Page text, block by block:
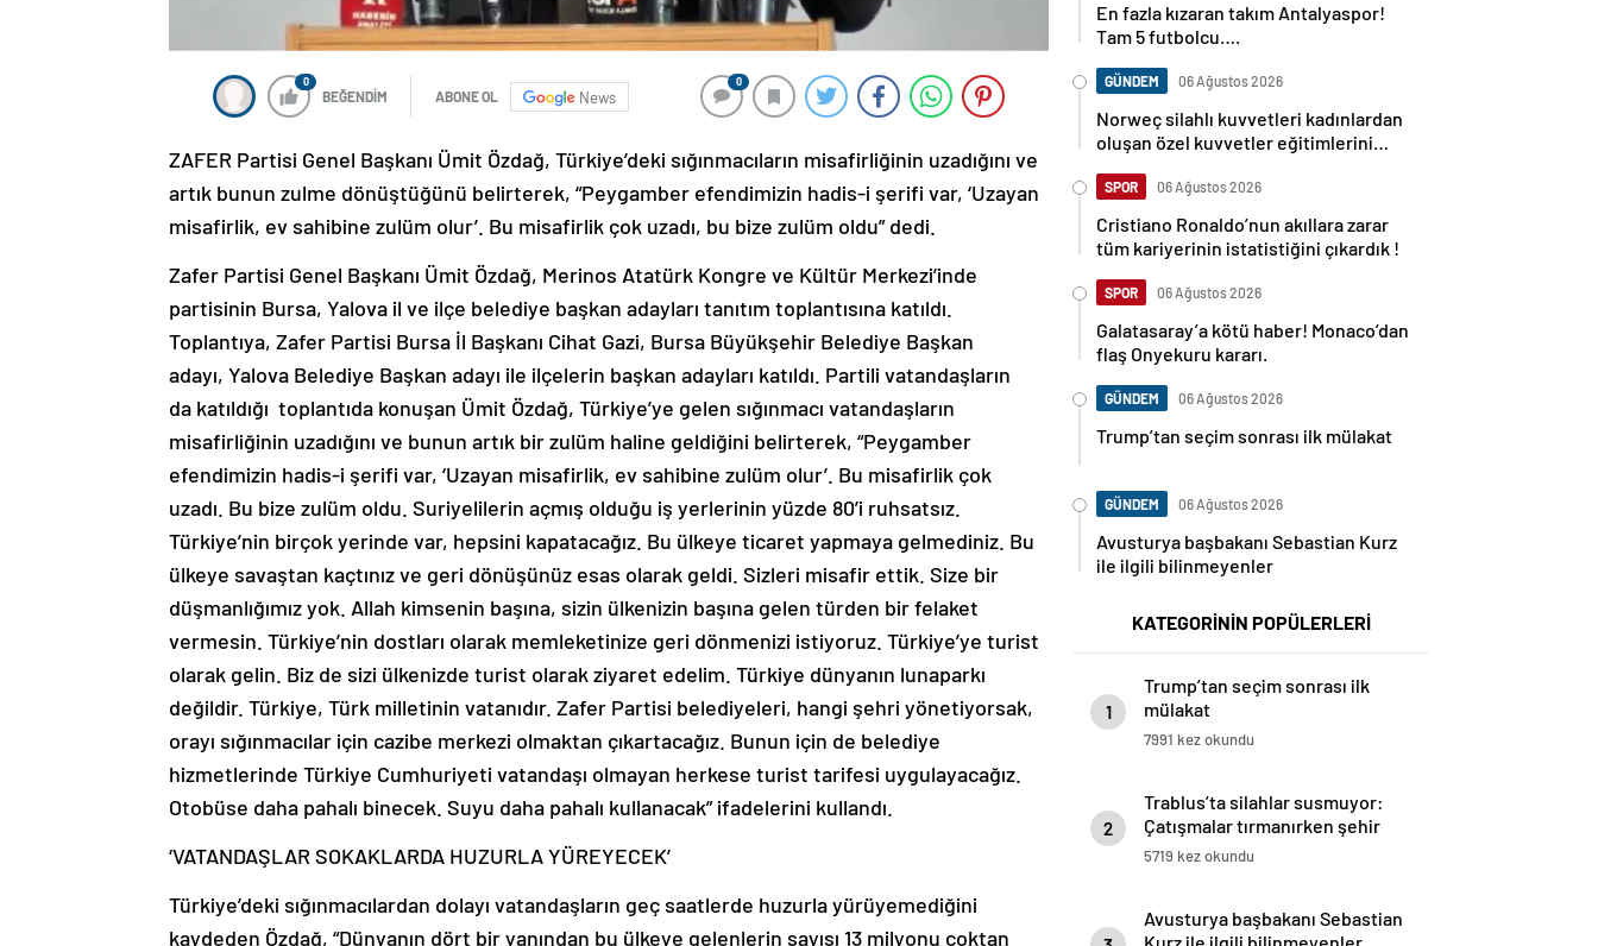
0
BEĞENDİM ABONE OL News
0
ZAFER Partisi Genel Başkanı Ümit Özdağ, Türkiye’deki sığınmacıların misafirliğinin uzadığını ve
artık bunun zulme dönüştüğünü belirterek, “Peygamber efendimizin hadis-i şerifi var, ‘Uzayan
misafirlik, ev sahibine zulüm olur’. Bu misafirlik çok uzadı, bu bize zulüm oldu” dedi.
Zafer Partisi Genel Başkanı Ümit Özdağ, Merinos Atatürk Kongre ve Kültür Merkezi’inde
partisinin Bursa, Yalova il ve ilçe belediye başkan adayları tanıtım toplantısına katıldı.
Toplantıya, Zafer Partisi Bursa İl Başkanı Cihat Gazi, Bursa Büyükşehir Belediye Başkan
adayı, Yalova Belediye Başkan adayı ile ilçelerin başkan adayları katıldı. Partili vatandaşların
da katıldığı toplantıda konuşan Ümit Özdağ, Türkiye’ye gelen sığınmacı vatandaşların
misafirliğinin uzadığını ve bunun artık bir zulüm haline geldiğini belirterek, “Peygamber
efendimizin hadis-i şerifi var, ‘Uzayan misafirlik, ev sahibine zulüm olur’. Bu misafirlik çok
uzadı. Bu bize zulüm oldu. Suriyelilerin açmış olduğu iş yerlerinin yüzde 80’i ruhsatsız.
Türkiye’nin birçok yerinde var, hepsini kapatacağız. Bu ülkeye ticaret yapmaya gelmediniz. Bu
ülkeye savaştan kaçtınız ve geri dönüşünüz esas olarak geldi. Sizleri misafir ettik. Size bir
düşmanlığımız yok. Allah kimsenin başına, sizin ülkenizin başına gelen türden bir felaket
vermesin. Türkiye’nin dostları olarak memleketinize geri dönmenizi istiyoruz. Türkiye’ye turist
olarak gelin. Biz de sizi ülkenizde turist olarak ziyaret edelim. Türkiye dünyanın lunaparkı
değildir. Türkiye, Türk milletinin vatanıdır. Zafer Partisi belediyeleri, hangi şehri yönetiyorsak,
orayı sığınmacılar için cazibe merkezi olmaktan çıkartacağız. Bunun için de belediye
hizmetlerinde Türkiye Cumhuriyeti vatandaşı olmayan herkese turist tarifesi uygulayacağız.
Otobüse daha pahalı binecek. Suyu daha pahalı kullanacak” ifadelerini kullandı.
‘VATANDAŞLAR SOKAKLARDA HUZURLA YÜREYECEK’
Türkiye’deki sığınmacılardan dolayı vatandaşların geç saatlerde huzurla yürüyemediğini
kaydeden Özdağ, “Dünyanın dört bir yanından bu ülkeye gelenlerin sayısı 13 milyonu çoktan
En fazla kızaran takım Antalyaspor!
Tam 5 futbolcu….
GÜNDEM 06 Ağustos 2026
Norweç silahlı kuvvetleri kadınlardan
oluşan özel kuvvetler eğitimlerini
SPOR 06 Ağustos 2026
Cristiano Ronaldo’nun akıllara zarar
tüm kariyerinin istatistiğini çıkardık !
SPOR 06 Ağustos 2026
Galatasaray’a kötü haber! Monaco’dan
flaş Onyekuru kararı.
GÜNDEM 06 Ağustos 2026
Trump’tan seçim sonrası ilk mülakat
GÜNDEM 06 Ağustos 2026
Avusturya başbakanı Sebastian Kurz
ile ilgili bilinmeyenler
KATEGORİNİN POPÜLERLERİ
1
Trump’tan seçim sonrası ilk
mülakat
7991 kez okundu
2
Trablus’ta silahlar susmuyor:
Çatışmalar tırmanırken şehir
alarmda
5719 kez okundu
Avusturya başbakanı Sebastian